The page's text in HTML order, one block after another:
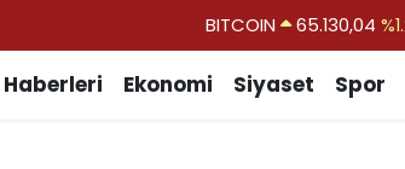
DOLAR 47,7106
EURO
Ekonomi Siyaset Spor